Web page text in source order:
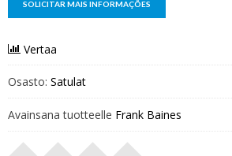
Vertaa
Osasto: Satulat
Avainsana tuotteelle Frank Baines